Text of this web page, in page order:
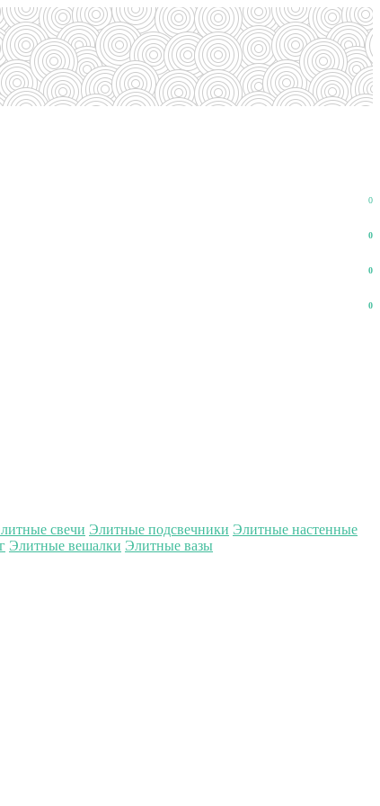
0
0
0
0
свечи Элитные подсвечники Элитные настенные
Элитные вешалки Элитные вазы